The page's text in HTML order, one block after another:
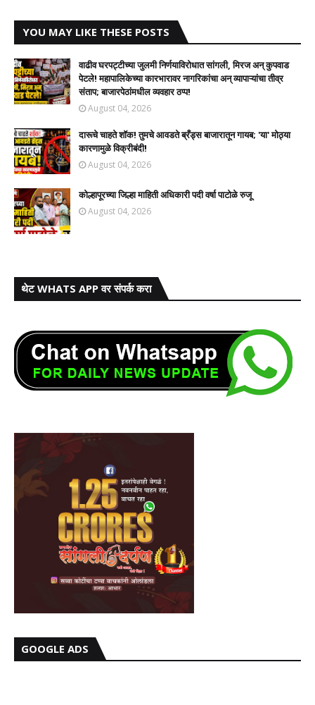
YOU MAY LIKE THESE POSTS
वाढीव घरपट्टीच्या जुलमी निर्णयाविरोधात सांगली, मिरज अन् कुपवाड
पेटले! महापालिकेच्या कारभारावर नागरिकांचा अन् व्यापाऱ्यांचा तीव्र
संताप; बाजारपेठांमधील व्यवहार ठप्प!​
August 04, 2026
दारूचे चाहते शॉक! तुमचे आवडते ब्रँड्स बाजारातून गायब; 'या' मोठ्या
कारणामुळे विक्रीबंदी!
August 04, 2026
कोल्हापूरच्या जिल्हा माहिती अधिकारी पदी वर्षा पाटोळे रुजू
August 04, 2026
थेट WHATS APP वर संपर्क करा
GOOGLE ADS